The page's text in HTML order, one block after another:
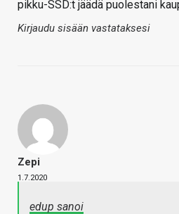
pikku-SSD:t jäädä puolestani
Kirjaudu sisään vastataksesi
Zepi
1.7.2020
edup sanoi